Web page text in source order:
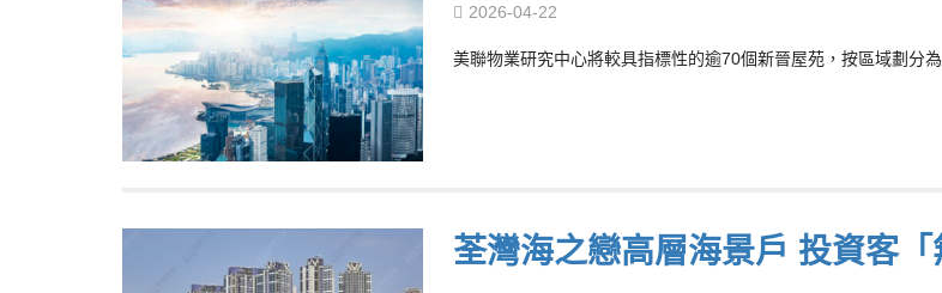
2026-04-22
美聯物業研究中心將較具指標性的逾70個新晉屋苑，按區域劃分
荃灣海之戀高層海景戶 投資客